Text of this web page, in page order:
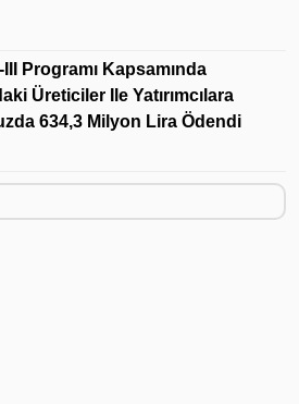
III Programı Kapsamında
Üreticiler Ile Yatırımcılara
634,3 Milyon Lira Ödendi